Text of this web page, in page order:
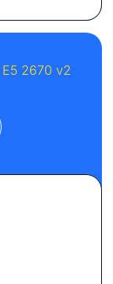
E5 2670 v2